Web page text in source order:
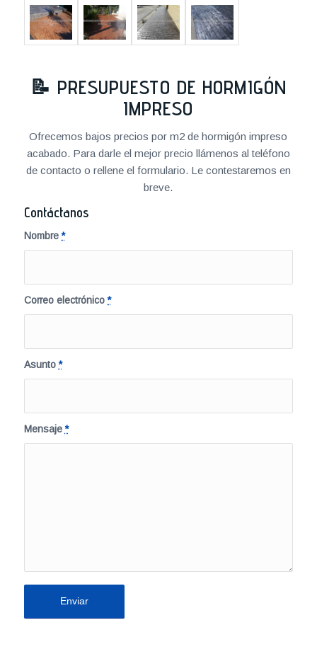
📝 PRESUPUESTO DE HORMIGÓN
IMPRESO
Ofrecemos bajos precios por m2 de hormigón impreso
acabado. Para darle el mejor precio llámenos al teléfono
de contacto o rellene el formulario. Le contestaremos en
breve.
Contáctanos
Nombre*
Correo electrónico*
Asunto*
Mensaje*